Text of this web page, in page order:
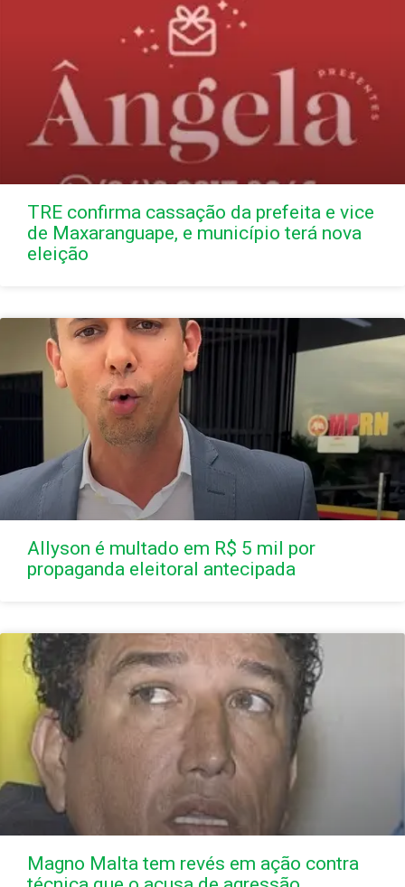
TRE confirma cassação da prefeita e vice
de Maxaranguape, e município terá nova
eleição
Allyson é multado em R$ 5 mil por
propaganda eleitoral antecipada
Magno Malta tem revés em ação contra